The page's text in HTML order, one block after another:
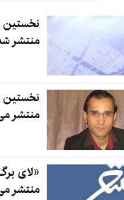
نخستین
منتشر
نخستین
منتشر
«لای
منتشر